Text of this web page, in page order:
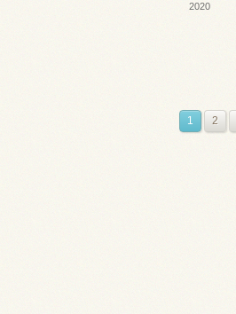
2020
1 2